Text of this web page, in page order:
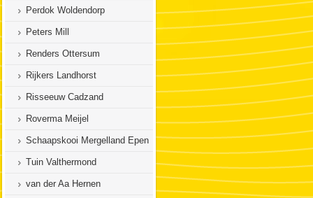
Perdok Woldendorp
Peters Mill
Renders Ottersum
Rijkers Landhorst
Risseeuw Cadzand
Roverma Meijel
Schaapskooi Mergelland Epen
Tuin Valthermond
van der Aa Hernen